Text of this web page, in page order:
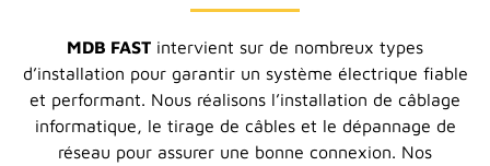
MDB FAST intervient sur de nombreux types
d’installation pour garantir un système électrique fiable
et performant. Nous réalisons l’installation de câblage
informatique, le tirage de câbles et le dépannage de
réseau pour assurer une bonne connexion. Nos